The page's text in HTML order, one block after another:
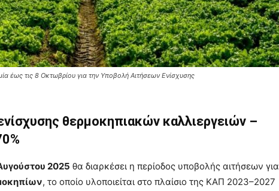
έως τις 8 Οκτωβρίου για την Υποβολή Αιτήσεων Ενίσχυσης
θερμοκηπιακών καλλιεργειών –
2025 θα διαρκέσει η περίοδος υποβολής αιτήσεων για
, το οποίο υλοποιείται στο πλαίσιο της ΚΑΠ 2023–2027